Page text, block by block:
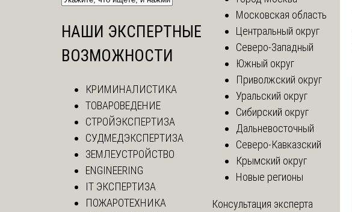
НАШИ ЭКСПЕРТНЫЕ
ВОЗМОЖНОСТИ
КРИМИНАЛИСТИКА
ТОВАРОВЕДЕНИЕ
СТРОЙЭКСПЕРТИЗА
СУДМЕДЭКСПЕРТИЗА
ЗЕМЛЕУСТРОЙСТВО
ENGINEERING
IT ЭКСПЕРТИЗА
ПОЖАРОТЕХНИКА
Московская область
Центральный округ
Северо-Западный
Южный округ
Приволжский округ
Уральский округ
Сибирский округ
Дальневосточный
Северо-Кавказский
Крымский округ
Новые регионы
Консультация эксперта